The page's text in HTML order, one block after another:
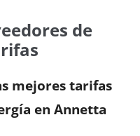
de
mejores tarifas
en Annetta